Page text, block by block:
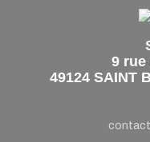
9 rue
49124 SAINT